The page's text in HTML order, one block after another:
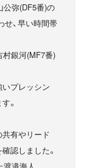
公弥(DF5番)の
せ、早い時間帯
銀河(MF7番)
プレッシン
。
有やリード
認しました。
邉海人